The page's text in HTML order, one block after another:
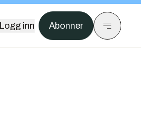
Logg inn Abonner